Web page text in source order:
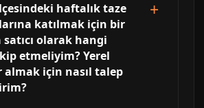
haftalık taze
katılmak için bir
olarak hangi
etmeliyim? Yerel
almak için nasıl talep